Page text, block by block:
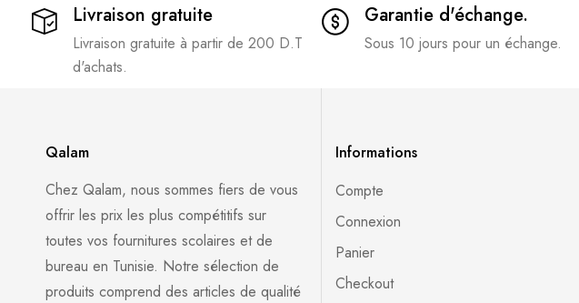
Livraison gratuite
Livraison gratuite à partir de 200 D.T
d'achats.
Garantie d'échange.
Sous 10 jours pour un échange.
Qalam
Chez Qalam, nous sommes fiers de vous
offrir les prix les plus compétitifs sur
toutes vos fournitures scolaires et de
bureau en Tunisie. Notre sélection de
produits comprend des articles de qualité
Informations
Compte
Connexion
Panier
Checkout